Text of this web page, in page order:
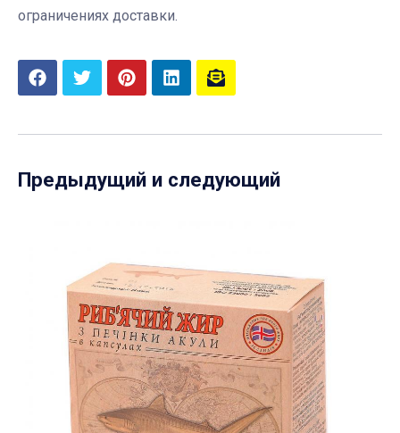
ограничениях доставки.
Предыдущий и следующий